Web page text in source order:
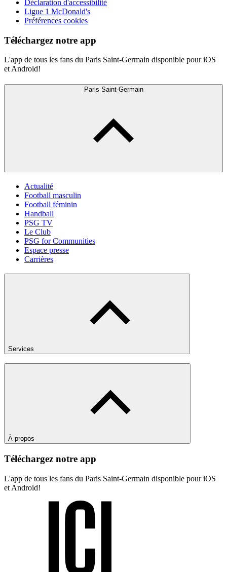
Déclaration d'accessibilité
Ligue 1 McDonald's
Préférences cookies
Téléchargez notre app
L'app de tous les fans du Paris Saint-Germain disponible pour iOS
et Android!
Paris Saint-Germain
Actualité
Football masculin
Football féminin
Handball
PSG TV
Le Club
PSG for Communities
Espace presse
Carrières
Services
À propos
Téléchargez notre app
L'app de tous les fans du Paris Saint-Germain disponible pour iOS
et Android!